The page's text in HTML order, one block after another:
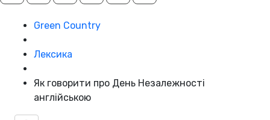
Green Country
Лексика
Як говорити про День Незалежності
англійською